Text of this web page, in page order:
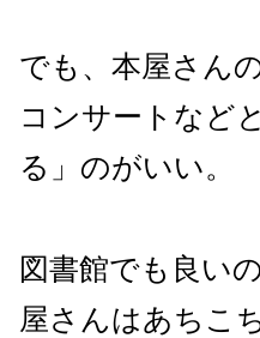
でも、本屋さん
コンサートなど
る」のがいい。
図書館でも良い
屋さんはあちこ